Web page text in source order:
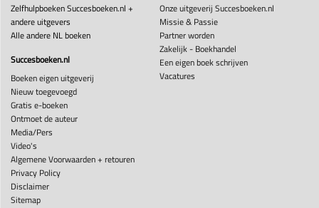
Zelfhulpboeken Succesboeken.nl +
andere uitgevers
Alle andere NL boeken
Succesboeken.nl
Boeken eigen uitgeverij
Nieuw toegevoegd
Gratis e-boeken
Ontmoet de auteur
Media/Pers
Video's
Algemene Voorwaarden + retouren
Privacy Policy
Disclaimer
Sitemap
Onze uitgeverij Succesboeken.nl
Missie & Passie
Partner worden
Zakelijk - Boekhandel
Een eigen boek schrijven
Vacatures